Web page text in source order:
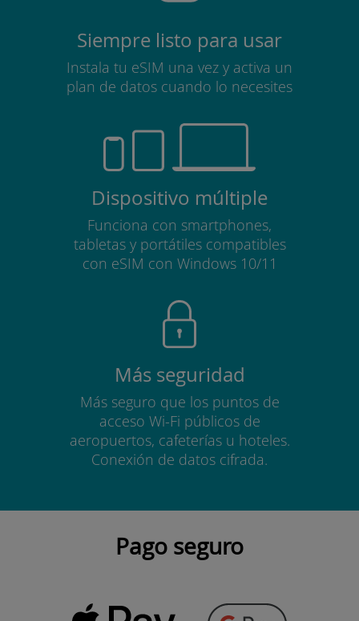
Siempre listo para usar
Instala tu eSIM una vez y activa un
plan de datos cuando lo necesites
Dispositivo múltiple
Funciona con smartphones,
tabletas y portátiles compatibles
con eSIM con Windows 10/11
Más seguridad
Más seguro que los puntos de
acceso Wi-Fi públicos de
aeropuertos, cafeterías u hoteles.
Conexión de datos cifrada.
Pago seguro